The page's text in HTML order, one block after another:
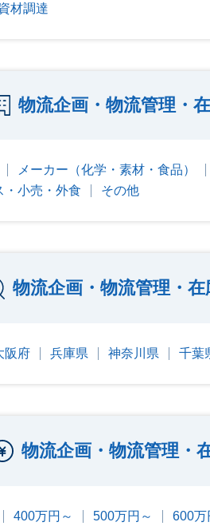
材調達
物流企画・物流管理・
メーカー（化学・素材・食品）
・小売・外食
その他
物流企画・物流管理・
阪府 兵庫県 神奈川県 千葉
物流企画・物流管理・
400万円～ 500万円～ 600万